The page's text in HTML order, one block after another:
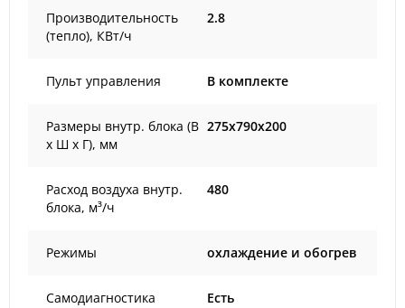
Производительность
(тепло), КВт/ч
2.8
Пульт управления В комплекте
Размеры внутр. блока (В
х Ш х Г), мм
275x790x200
Расход воздуха внутр.
блока, м³/ч
480
Режимы охлаждение и обогрев
Самодиагностика Есть